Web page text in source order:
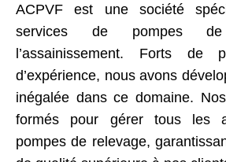
ACPVF est une société
services de pompes
l’assainissement. Forts de
d’expérience, nous avons
inégalée dans ce domaine.
formés pour gérer tous les
pompes de relevage,